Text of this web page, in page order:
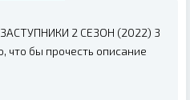
2 СЕЗОН (2022) 3
что бы прочесть описание